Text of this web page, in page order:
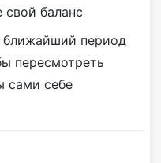
баланс
период
пересмотреть
сами себе